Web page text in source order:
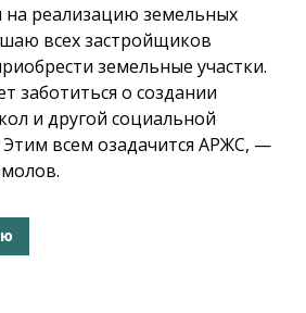
на реализацию земельных
всех застройщиков
земельные участки.
заботиться о создании
и другой социальной
Этим всем озадачится АРЖС, —